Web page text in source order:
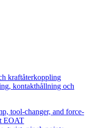
kraftåterkoppling
kontakthållning och
tool-changer, and force-
EOAT